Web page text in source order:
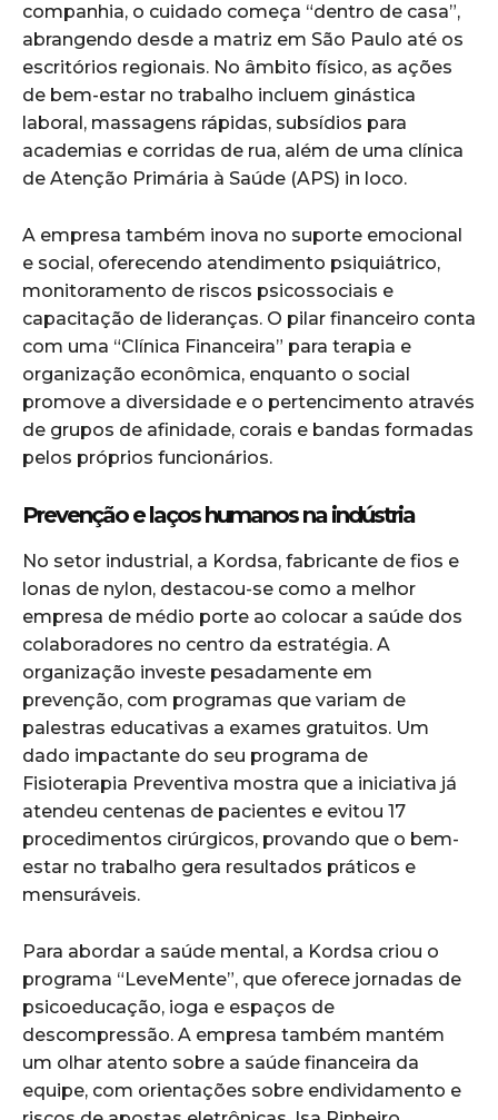
companhia, o cuidado começa “dentro de casa”,
abrangendo desde a matriz em São Paulo até os
escritórios regionais. No âmbito físico, as ações
de bem-estar no trabalho incluem ginástica
laboral, massagens rápidas, subsídios para
academias e corridas de rua, além de uma clínica
de Atenção Primária à Saúde (APS) in loco.
A empresa também inova no suporte emocional
e social, oferecendo atendimento psiquiátrico,
monitoramento de riscos psicossociais e
capacitação de lideranças. O pilar financeiro conta
com uma “Clínica Financeira” para terapia e
organização econômica, enquanto o social
promove a diversidade e o pertencimento através
de grupos de afinidade, corais e bandas formadas
pelos próprios funcionários.
Prevenção e laços humanos na indústria
No setor industrial, a Kordsa, fabricante de fios e
lonas de nylon, destacou-se como a melhor
empresa de médio porte ao colocar a saúde dos
colaboradores no centro da estratégia. A
organização investe pesadamente em
prevenção, com programas que variam de
palestras educativas a exames gratuitos. Um
dado impactante do seu programa de
Fisioterapia Preventiva mostra que a iniciativa já
atendeu centenas de pacientes e evitou 17
procedimentos cirúrgicos, provando que o bem-
estar no trabalho gera resultados práticos e
mensuráveis.
Para abordar a saúde mental, a Kordsa criou o
programa “LeveMente”, que oferece jornadas de
psicoeducação, ioga e espaços de
descompressão. A empresa também mantém
um olhar atento sobre a saúde financeira da
equipe, com orientações sobre endividamento e